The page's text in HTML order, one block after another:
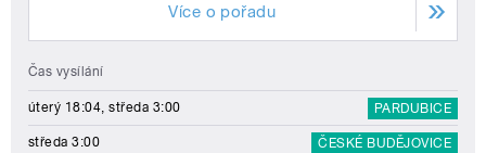
Více o pořadu
Čas vysílání
úterý 18:04, středa 3:00 PARDUBICE
středa 3:00 ČESKÉ BUDĚJOVICE